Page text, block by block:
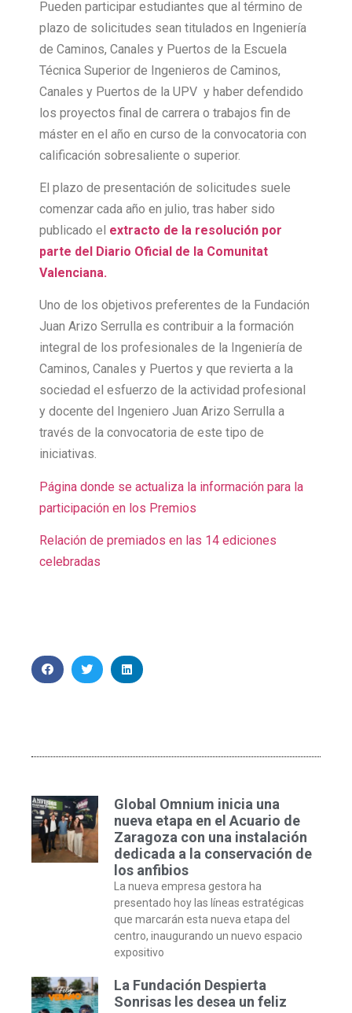
Pueden participar estudiantes que al término de
plazo de solicitudes sean titulados en Ingeniería
de Caminos, Canales y Puertos de la Escuela
Técnica Superior de Ingenieros de Caminos,
Canales y Puertos de la UPV y haber defendido
los proyectos final de carrera o trabajos fin de
máster en el año en curso de la convocatoria con
calificación sobresaliente o superior.
El plazo de presentación de solicitudes suele
comenzar cada año en julio, tras haber sido
publicado el extracto de la resolución por
parte del Diario Oficial de la Comunitat
Valenciana.
Uno de los objetivos preferentes de la Fundación
Juan Arizo Serrulla es contribuir a la formación
integral de los profesionales de la Ingeniería de
Caminos, Canales y Puertos y que revierta a la
sociedad el esfuerzo de la actividad profesional
y docente del Ingeniero Juan Arizo Serrulla a
través de la convocatoria de este tipo de
iniciativas.
Página donde se actualiza la información para la
participación en los Premios
Relación de premiados en las 14 ediciones
celebradas
Global Omnium inicia una
nueva etapa en el Acuario de
Zaragoza con una instalación
dedicada a la conservación de
los anfibios
La nueva empresa gestora ha
presentado hoy las líneas estratégicas
que marcarán esta nueva etapa del
centro, inaugurando un nuevo espacio
expositivo
La Fundación Despierta
Sonrisas les desea un feliz